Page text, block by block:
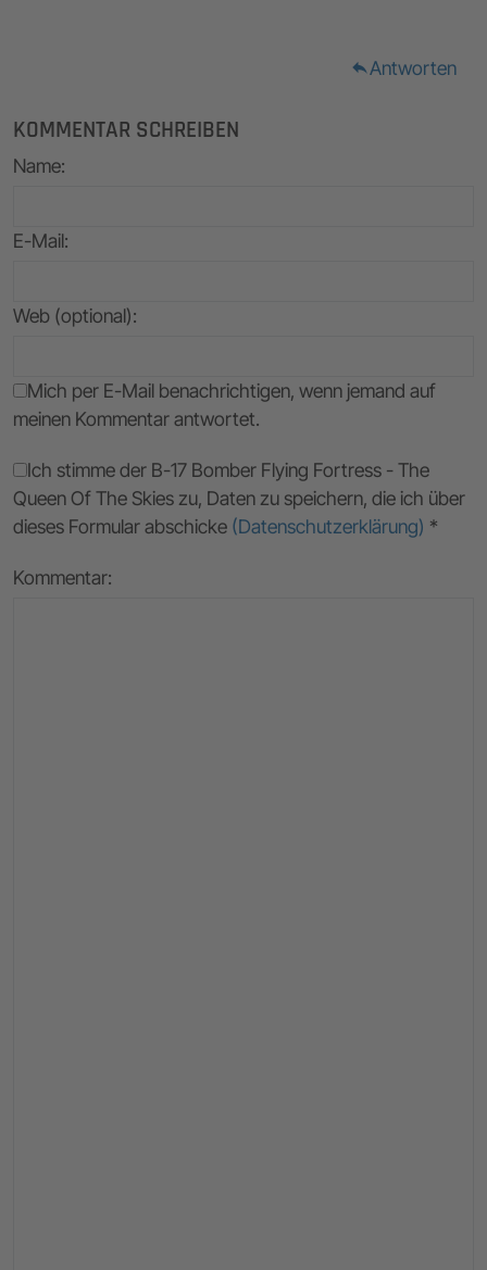
replyAntworten
KOMMENTAR SCHREIBEN
Name:
E-Mail:
Web (optional):
Mich per E-Mail benachrichtigen, wenn jemand auf
meinen Kommentar antwortet.
Ich stimme der B-17 Bomber Flying Fortress - The
Queen Of The Skies zu, Daten zu speichern, die ich über
dieses Formular abschicke (Datenschutzerklärung) *
Kommentar: